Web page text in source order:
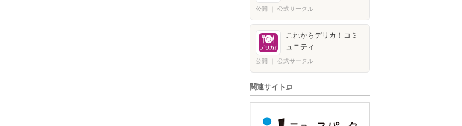
公開 公式サークル
これからデリカ！コミ
ュニティ
公開 公式サークル
関連サイト